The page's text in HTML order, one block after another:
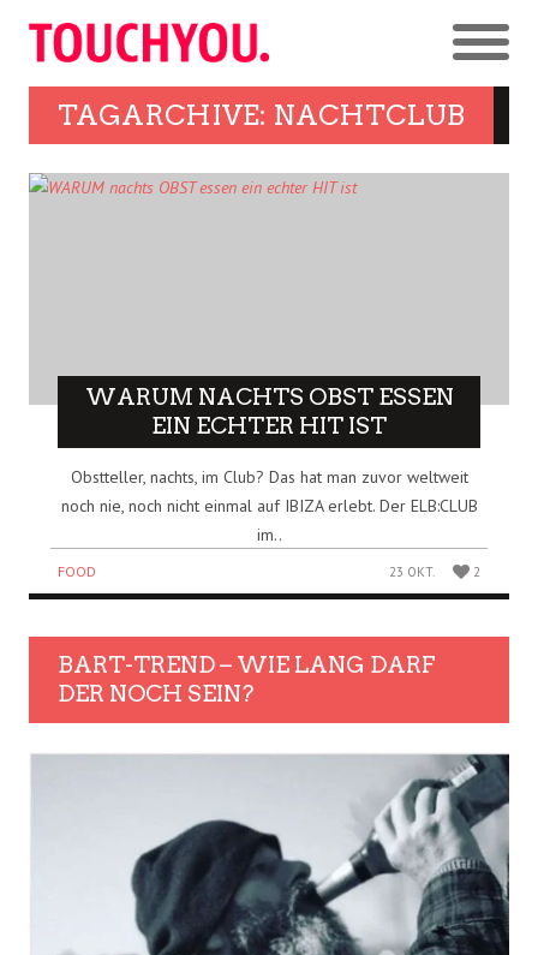
TAGARCHIVE: NACHTCLUB
WARUM NACHTS OBST ESSEN
EIN ECHTER HIT IST
Obstteller, nachts, im Club? Das hat man zuvor weltweit
noch nie, noch nicht einmal auf IBIZA erlebt. Der ELB:CLUB
im..
FOOD 23 OKT. 2
BART-TREND – WIE LANG DARF
DER NOCH SEIN?